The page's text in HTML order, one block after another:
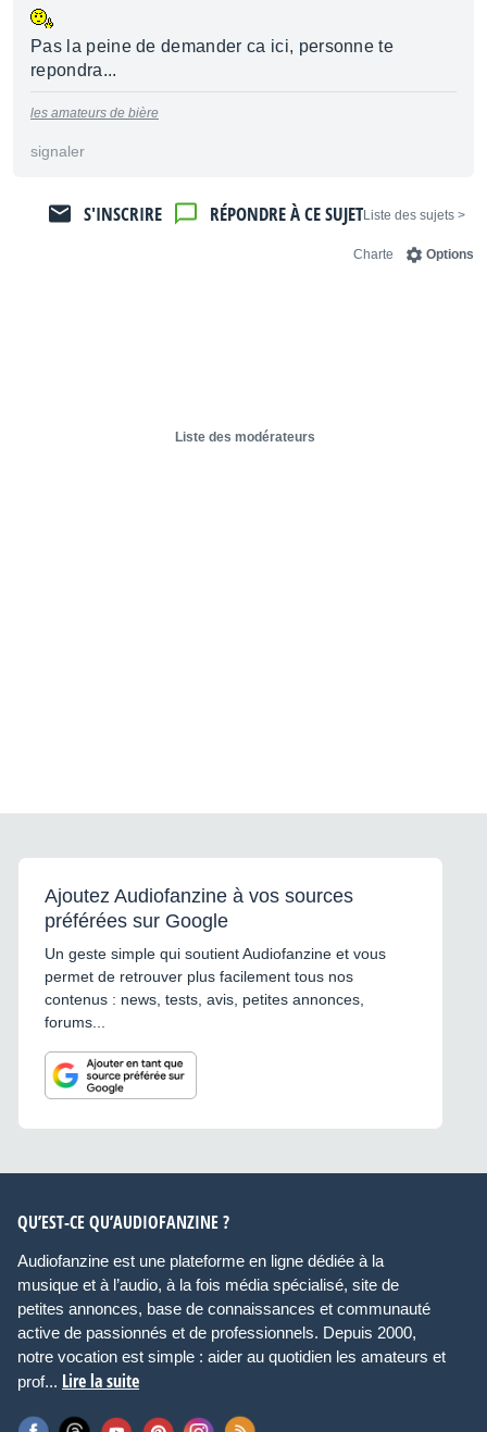
Pas la peine de demander ca ici, personne te
repondra...
les amateurs de bière
signaler
< Liste des sujets
RÉPONDRE À CE SUJET
S'INSCRIRE
Options
Charte
Liste des modérateurs
Ajoutez Audiofanzine à vos sources
préférées sur Google
Un geste simple qui soutient Audiofanzine et vous
permet de retrouver plus facilement tous nos
contenus : news, tests, avis, petites annonces,
forums...
QU’EST-CE QU’AUDIOFANZINE ?
Audiofanzine est une plateforme en ligne dédiée à la
musique et à l’audio, à la fois média spécialisé, site de
petites annonces, base de connaissances et communauté
active de passionnés et de professionnels. Depuis 2000,
notre vocation est simple : aider au quotidien les amateurs et
prof... Lire la suite